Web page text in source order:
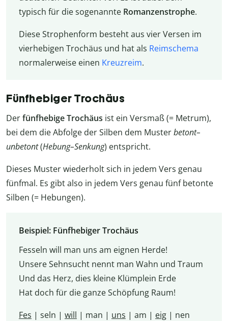
typisch für die sogenannte Romanzenstrophe.
Diese Strophenform besteht aus vier Versen im
vierhebigen Trochäus und hat als Reimschema
normalerweise einen Kreuzreim.
Fünfhebiger Trochäus
Derfünfhebige Trochäus ist ein Versmaß (= Metrum),
bei dem die Abfolge der Silben dem Musterbetont–
unbetont(Hebung–Senkung) entspricht.
Dieses Muster wiederholt sich in jedem Vers genau
fünfmal. Es gibt also in jedem Vers genau fünf betonte
Silben (= Hebungen).
Beispiel: Fünfhebiger Trochäus
Fesseln will man uns am eignen Herde!
Unsere Sehnsucht nennt man Wahn und Traum
Und das Herz, dies kleine Klümplein Erde
Hat doch für die ganze Schöpfung Raum!
Fes | seln | will | man | uns | am | eig| nen